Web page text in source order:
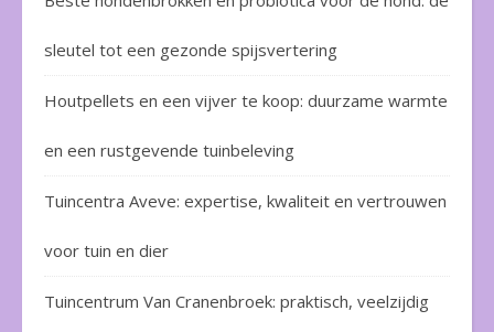
sleutel tot een gezonde spijsvertering
Houtpellets en een vijver te koop: duurzame warmte
en een rustgevende tuinbeleving
Tuincentra Aveve: expertise, kwaliteit en vertrouwen
voor tuin en dier
Tuincentrum Van Cranenbroek: praktisch, veelzijdig